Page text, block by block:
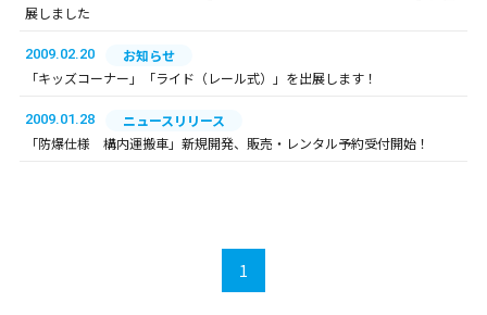
展しました
2009.02.20
お知らせ
「キッズコーナー」「ライド（レール式）」を出展します！
2009.01.28
ニュースリリース
「防爆仕様 構内運搬車」新規開発、販売・レンタル予約受付開始！
1